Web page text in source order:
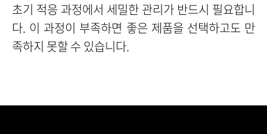
초기 적응 과정에서 세밀한 관리가 반드시 필요합니
다. 이 과정이 부족하면 좋은 제품을 선택하고도 만
족하지 못할 수 있습니다.